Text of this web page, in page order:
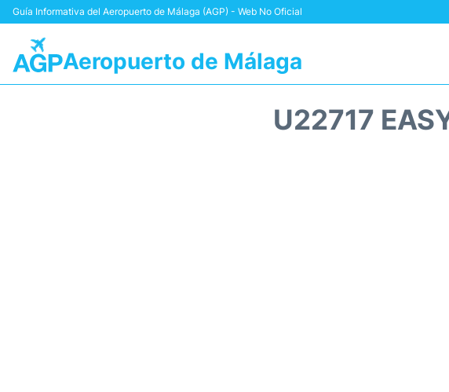
Guía Informativa del Aeropuerto de Málaga (AGP) - Web No Oficial
Aeropuerto de Málaga
U22717